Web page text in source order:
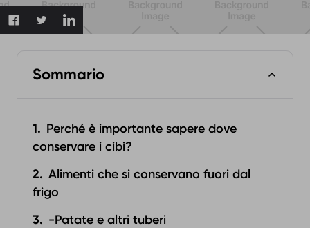
Sommario
Perché è importante sapere dove
conservare i cibi?
Alimenti che si conservano fuori dal
frigo
-Patate e altri tuberi